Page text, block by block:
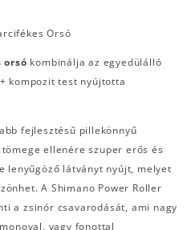
Orsó
orsó kombinálja az egyedülálló
kompozit test nyújtotta
fejlesztésű pillekönnyű
ellenére szuper erős és
lenyűgöző látványt nyújt, melyet
A Shimano Power Roller
a zsinór csavarodását, ami nagy
vagy fonottal